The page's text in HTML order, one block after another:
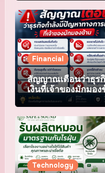
Financial
สัญญาณเตือนว่าธุร
เงินที่เจ้าของมักมอ
Technology